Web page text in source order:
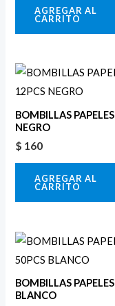
AGREGAR AL
CARRITO
BOMBILLAS
NEGRO
$ 160
AGREGAR AL
CARRITO
BOMBILLAS
BLANCO